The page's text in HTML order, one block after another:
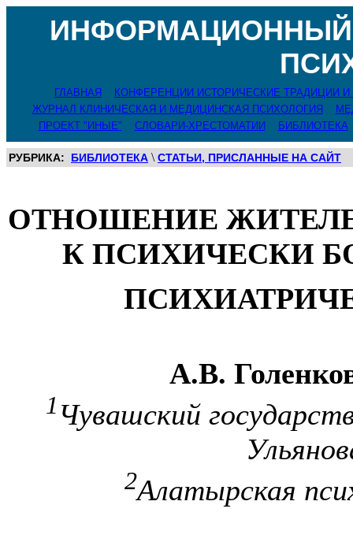
ИНФОРМАЦИОННЫЙ
ГЛАВНАЯ
КОНФЕРЕНЦИИ ИСТОРИЧЕСКИЕ ТРАДИЦИИ
ЖУРНАЛ КЛИНИЧЕСКАЯ И МЕДИЦИНСКАЯ ПСИХОЛОГИЯ
ПРОЕКТ "ИНЫЕ"
СЛОВАРИ-ХРЕСТОМАТИИ БИБЛИОТЕКА
РУБРИКА: БИБЛИОТЕКА \ СТАТЬИ, ПРИСЛАННЫЕ НА САЙТ
ОТНОШЕНИЕ
К ПСИХИЧЕСКИ
А.В.
1Чувашский
2Алатырская